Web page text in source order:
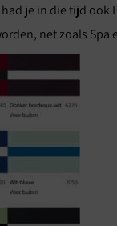
je in die tijd
net zoals Spa